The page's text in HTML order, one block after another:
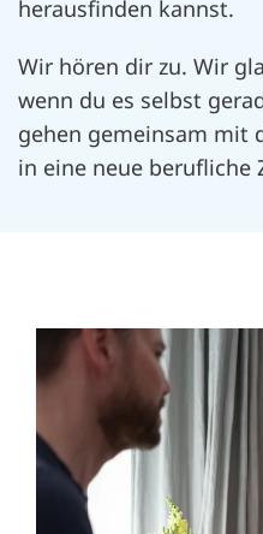
herausfinden kannst.
Wir hören dir zu. Wir
wenn du es selbst
gehen gemeinsam mit
in eine neue berufliche